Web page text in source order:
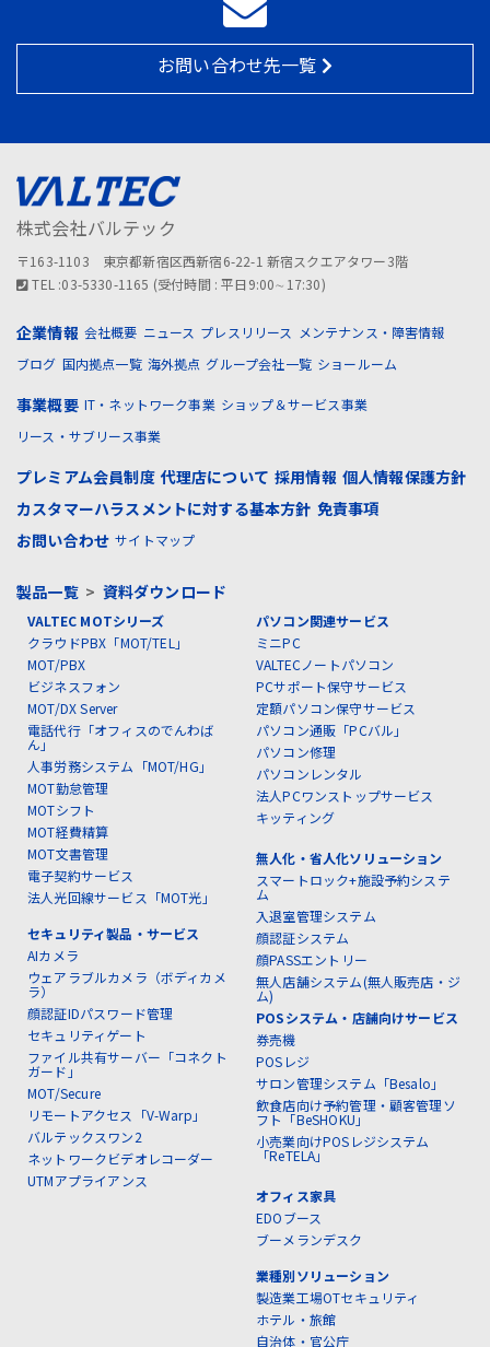
お問い合わせ先一覧
株式会社バルテック
〒163-1103 東京都新宿区西新宿6-22-1 新宿スクエアタワー3階
TEL :03-5330-1165 (受付時間 : 平日9:00∼17:30)
企業情報 会社概要 ニュース プレスリリース メンテナンス・障害情報
ブログ 国内拠点一覧 海外拠点 グループ会社一覧 ショールーム
事業概要 IT・ネットワーク事業 ショップ＆サービス事業
リース・サブリース事業
プレミアム会員制度 代理店について 採用情報 個人情報保護方針
カスタマーハラスメントに対する基本方針 免責事項
お問い合わせ サイトマップ
製品一覧> 資料ダウンロード
VALTEC MOTシリーズ
クラウドPBX「MOT/TEL」
MOT/PBX
ビジネスフォン
MOT/DX Server
電話代行「オフィスのでんわば
ん」
人事労務システム「MOT/HG」
MOT勤怠管理
MOTシフト
MOT経費精算
MOT文書管理
電子契約サービス
法人光回線サービス「MOT光」
セキュリティ製品・サービス
AIカメラ
ウェアラブルカメラ（ボディカメ
ラ）
顔認証IDパスワード管理
セキュリティゲート
ファイル共有サーバー「コネクト
ガード」
MOT/Secure
リモートアクセス「V-Warp」
バルテックスワン2
ネットワークビデオレコーダー
UTMアプライアンス
パソコン関連サービス
ミニPC
VALTECノートパソコン
PCサポート保守サービス
定額パソコン保守サービス
パソコン通販「PCバル」
パソコン修理
パソコンレンタル
法人PCワンストップサービス
キッティング
無人化・省人化ソリューション
スマートロック+施設予約システ
ム
入退室管理システム
顔認証システム
顔PASSエントリー
無人店舗システム(無人販売店・ジ
ム)
POSシステム・店舗向けサービス
券売機
POSレジ
サロン管理システム「Besalo」
飲食店向け予約管理・顧客管理ソ
フト「BeSHOKU」
小売業向けPOSレジシステム
「ReTELA」
オフィス家具
EDOブース
ブーメランデスク
業種別ソリューション
製造業工場OTセキュリティ
ホテル・旅館
自治体・官公庁